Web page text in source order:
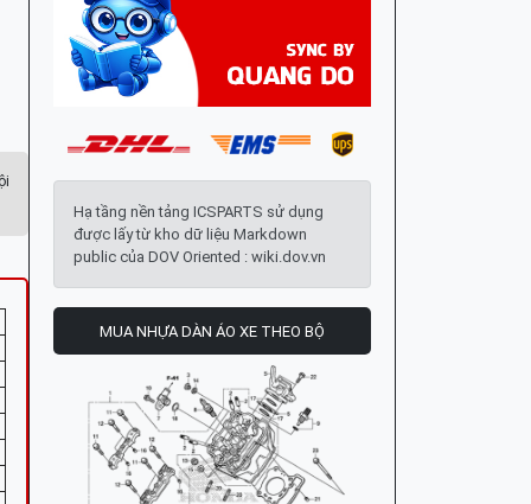
Hạ tầng nền tảng ICSPARTS sử dụng
được lấy từ kho dữ liệu Markdown
public của DOV Oriented : wiki.dov.vn
MUA NHỰA DÀN ÁO XE THEO BỘ